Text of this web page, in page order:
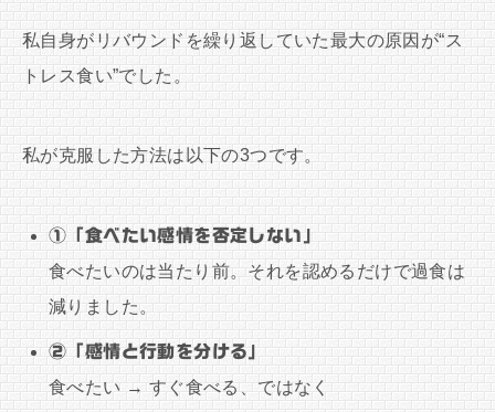
私自身がリバウンドを繰り返していた最大の原因が“ス
トレス食い”でした。
私が克服した方法は以下の3つです。
①「食べたい感情を否定しない」
食べたいのは当たり前。それを認めるだけで過食は
減りました。
②「感情と行動を分ける」
食べたい → すぐ食べる、ではなく